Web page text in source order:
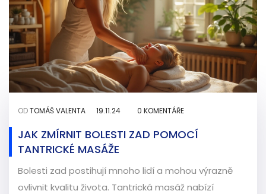
ODTOMÁŠ VALENTA 19.11.24 0 KOMENTÁŘE
JAK ZMÍRNIT BOLESTI ZAD POMOCÍ
TANTRICKÉ MASÁŽE
Bolesti zad postihují mnoho lidí a mohou výrazně
ovlivnit kvalitu života. Tantrická masáž nabízí